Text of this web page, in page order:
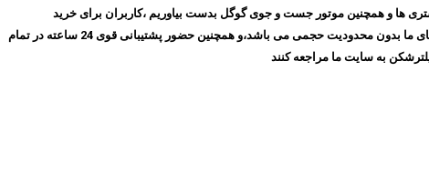
امروز با گذشت ۱۰ سال توانسته ایم بهترین جایگاه را در میان مشتری ها و همچنین موتور جست و جوی گوگل بدست بیاوریم ،کاربران برای خرید
فیلترشکن پرسرعت، می‌توانند بدون نیاز به ثبت‌نام و عضویت در سایت،سرویس مورد نظر خود را انتخاب کنند و سپس اقدام به خرید کنند،و همچنین تمامی سرویس های ما بدون محدودیت حجمی می باشد،و همچنین حضور پشتیبانی قوی 24 ساعته در تمام